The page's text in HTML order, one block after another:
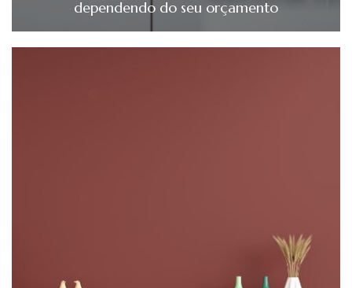
dependendo do seu orçamento